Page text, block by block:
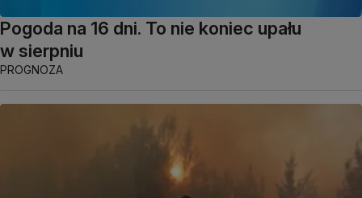
Pogoda na 16 dni. To nie koniec upału
w sierpniu
PROGNOZA